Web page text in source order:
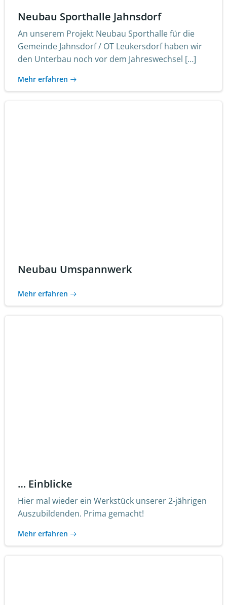
Neubau Sporthalle Jahnsdorf
An unserem Projekt Neubau Sporthalle für die
Gemeinde Jahnsdorf / OT Leukersdorf haben wir
den Unterbau noch vor dem Jahreswechsel […]
Mehr erfahren
Neubau Umspannwerk
Mehr erfahren
… Einblicke
Hier mal wieder ein Werkstück unserer 2-jährigen
Auszubildenden. Prima gemacht!
Mehr erfahren